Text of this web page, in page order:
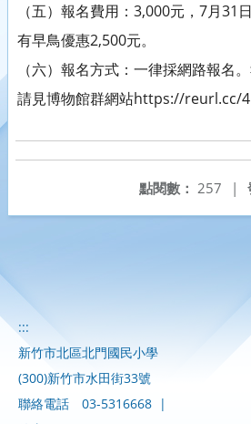
（五）報名費用：3,000元，7月31
有早鳥優惠2,500元。
（六）報名方式：一律採網路報名
請見博物館群網站https://reurl.cc/
點閱數： 257 |
:::
新竹市北區北門國民小學
(300)新竹市水田街33號
聯絡電話
03-5316668 |